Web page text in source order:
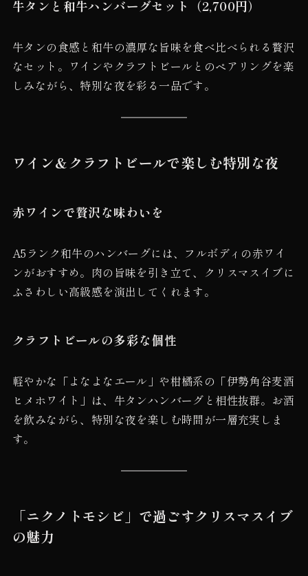
牛タンと和牛ハンバーグセット（2,700円）
牛タンの食感と和牛の濃厚な旨味を食べ比べられる贅沢
なセット。ワインやクラフトビールとのペアリングを楽
しみながら、特別な夜を彩る一品です。
ワイン＆クラフトビールで楽しむ特別な夜
赤ワインで贅沢な味わいを
A5ランク和牛のハンバーグには、フルボディの赤ワイ
ンがおすすめ。肉の旨味を引き立て、クリスマスイブに
ふさわしい高級感を演出してくれます。
クラフトビールの多彩な個性
軽やかな「よなよなエール」や柑橘系の「伊勢角谷麦酒
ヒメホワイト」は、牛タンハンバーグと相性抜群。お酒
を飲みながら、特別な夜を楽しむ時間が一層充実しま
す。
「ニクノトモシビ」で過ごすクリスマスイブ
の魅力